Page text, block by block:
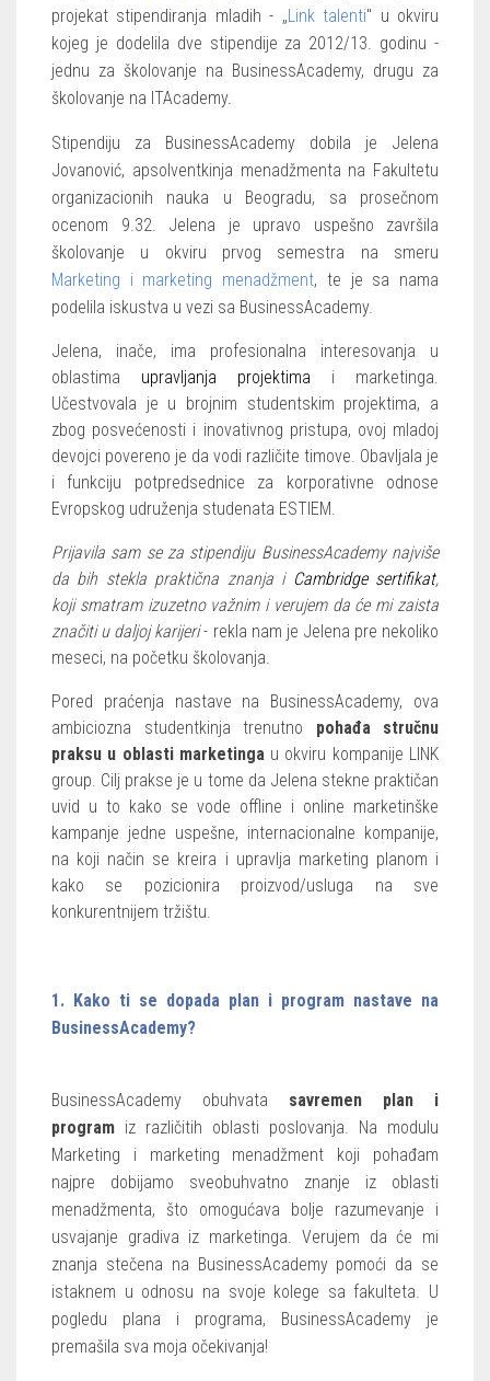
projekat stipendiranja mladih - „Link talenti" u okviru
kojeg je dodelila dve stipendije za 2012/13. godinu -
jednu za školovanje na BusinessAcademy, drugu za
školovanje na ITAcademy.
Stipendiju za BusinessAcademy dobila je Jelena
Jovanović, apsolventkinja menadžmenta na Fakultetu
organizacionih nauka u Beogradu, sa prosečnom
ocenom 9.32. Jelena je upravo uspešno završila
školovanje u okviru prvog semestra na smeru
Marketing i marketing menadžment, te je sa nama
podelila iskustva u vezi sa BusinessAcademy.
Jelena, inače, ima profesionalna interesovanja u
oblastima upravljanja projektima i marketinga.
Učestvovala je u brojnim studentskim projektima, a
zbog posvećenosti i inovativnog pristupa, ovoj mladoj
devojci povereno je da vodi različite timove. Obavljala je
i funkciju potpredsednice za korporativne odnose
Evropskog udruženja studenata ESTIEM.
Prijavila sam se za stipendiju BusinessAcademy najviše
da bih stekla praktična znanja i Cambridge sertifikat,
koji smatram izuzetno važnim i verujem da će mi zaista
značiti u daljoj karijeri- rekla nam je Jelena pre nekoliko
meseci, na početku školovanja.
Pored praćenja nastave na BusinessAcademy, ova
ambiciozna studentkinja trenutno pohađa stručnu
praksu u oblasti marketinga u okviru kompanije LINK
group. Cilj prakse je u tome da Jelena stekne praktičan
uvid u to kako se vode offline i online marketinške
kampanje jedne uspešne, internacionalne kompanije,
na koji način se kreira i upravlja marketing planom i
kako se pozicionira proizvod/usluga na sve
konkurentnijem tržištu.
1. Kako ti se dopada plan i program nastave na
BusinessAcademy?
BusinessAcademy obuhvata savremen plan i
program iz različitih oblasti poslovanja. Na modulu
Marketing i marketing menadžment koji pohađam
najpre dobijamo sveobuhvatno znanje iz oblasti
menadžmenta, što omogućava bolje razumevanje i
usvajanje gradiva iz marketinga. Verujem da će mi
znanja stečena na BusinessAcademy pomoći da se
istaknem u odnosu na svoje kolege sa fakulteta. U
pogledu plana i programa, BusinessAcademy je
premašila sva moja očekivanja!